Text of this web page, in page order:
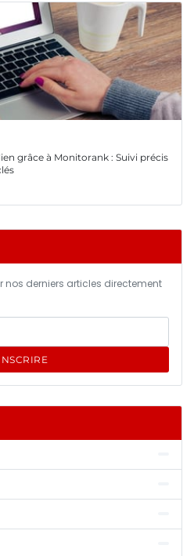
grâce à Monitorank : Suivi précis
nos derniers articles directement